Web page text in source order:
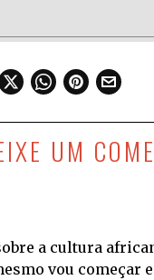
UM
a cultura
vou começar